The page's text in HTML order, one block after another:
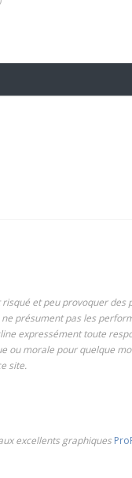
et peu provoquer des
présument pas les
expressément toute
ou morale pour quelque
site.
excellents graphiques